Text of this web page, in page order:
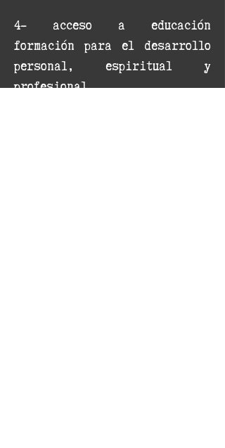
4- acceso a educación
formación para el desarrollo
personal, espiritual y
profesional.